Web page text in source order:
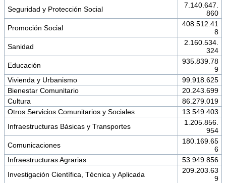
Seguridad y Protección Social
7.140.647.
860
Promoción Social
408.512.41
8
Sanidad
2.160.534.
324
Educación
935.839.78
9
Vivienda y Urbanismo
99.918.625
Bienestar Comunitario
20.243.699
Cultura
86.279.019
Otros Servicios Comunitarios y Sociales
13.549.403
Infraestructuras Básicas y Transportes
1.205.856.
954
Comunicaciones
180.169.65
6
Infraestructuras Agrarias
53.949.856
Investigación Científica, Técnica y Aplicada
209.203.63
9